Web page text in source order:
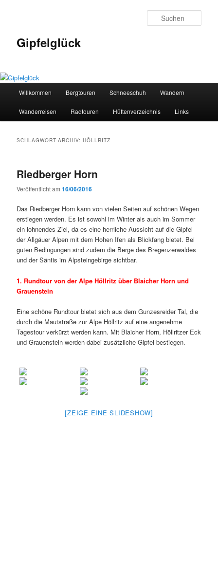
Gipfelglück
Willkommen Bergtouren Schneeschuh Wandern
Wanderreisen Radtouren Hüttenverzeichnis Links
SCHLAGWORT-ARCHIV:HÖLLRITZ
Riedberger Horn
Veröffentlicht am16/06/2016
Das Riedberger Horn kann von vielen Seiten auf schönen Wegen
erstiegen werden. Es ist sowohl im Winter als auch im Sommer
ein lohnendes Ziel, da es eine herrliche Aussicht auf die Gipfel
der Allgäuer Alpen mit dem Hohen Ifen als Blickfang bietet. Bei
guten Bedingungen sind zudem die Berge des Bregenzerwaldes
und der Säntis im Alpsteingebirge sichtbar.
1. Rundtour von der Alpe Höllritz über Blaicher Horn und
Grauenstein
Eine schöne Rundtour bietet sich aus dem Gunzesreider Tal, die
durch die Mautstraße zur Alpe Höllritz auf eine angenehme
Tagestour verkürzt werden kann. Mit Blaicher Horn, Höllritzer Eck
und Grauenstein werden dabei zusätzliche Gipfel bestiegen.
[ZEIGE EINE SLIDESHOW]